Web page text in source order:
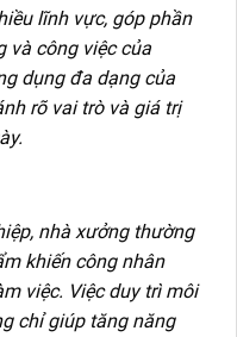
lĩnh vực, góp phần
và công việc của
dụng đa dạng của
rõ vai trò và giá trị
nhà xưởng thường
khiến công nhân
việc. Việc duy trì môi
chỉ giúp tăng năng